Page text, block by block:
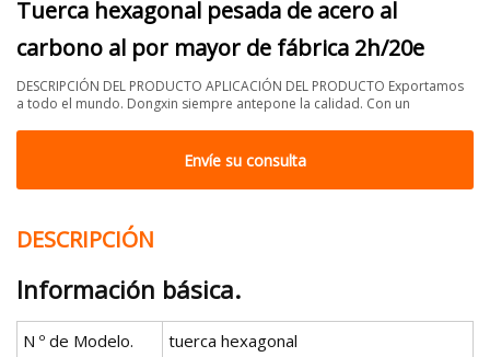
Tuerca hexagonal pesada de acero al
carbono al por mayor de fábrica 2h/20e
DESCRIPCIÓN DEL PRODUCTO APLICACIÓN DEL PRODUCTO Exportamos
a todo el mundo. Dongxin siempre antepone la calidad. Con un
Envíe su consulta
DESCRIPCIÓN
Información básica.
N º de Modelo.
tuerca hexagonal